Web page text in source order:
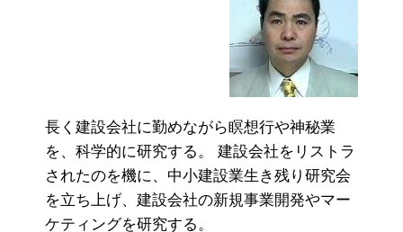
長く建設会社に勤めながら瞑想行や神秘業
を、科学的に研究する。 建設会社をリストラ
されたのを機に、中小建設業生き残り研究会
を立ち上げ、建設会社の新規事業開発やマー
ケティングを研究する。